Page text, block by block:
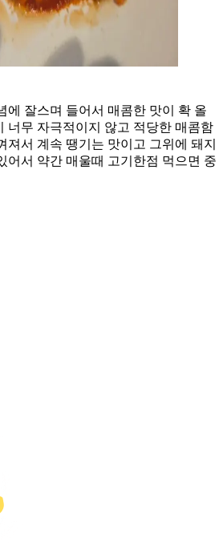
에 잘스며 들어서 매콤한 맛이 확 올
너무 자극적이지 않고 적당한 매콤함
져서 계속 땡기는 맛이고 그위에 돼지
어서 약간 매울때 고기한점 먹으면 중